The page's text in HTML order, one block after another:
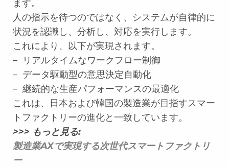
ます。
人の指示を待つのではなく、システムが自律的に
状況を認識し、分析し、対応を実行します。
これにより、以下が実現されます。
– リアルタイムなワークフロー制御
– データ駆動型の意思決定自動化
– 継続的な生産パフォーマンスの最適化
これは、日本および韓国の製造業が目指すスマー
トファクトリーの進化と一致しています。
>>> もっと見る:
製造業AXで実現する次世代スマートファクトリ
ー